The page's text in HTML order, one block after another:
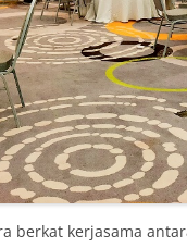
berkat kerjasama